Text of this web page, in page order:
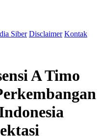
Siber Disclaimer Kontak
A Timo